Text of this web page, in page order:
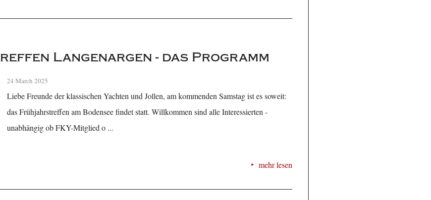
Langenargen - das Programm
24 March 2025
Liebe Freunde der klassischen Yachten und Jollen, am kommenden Samstag ist es soweit:
das Frühjahrstreffen am Bodensee findet statt. Willkommen sind alle Interessierten -
unabhängig ob FKY-Mitglied o ...
mehr lesen